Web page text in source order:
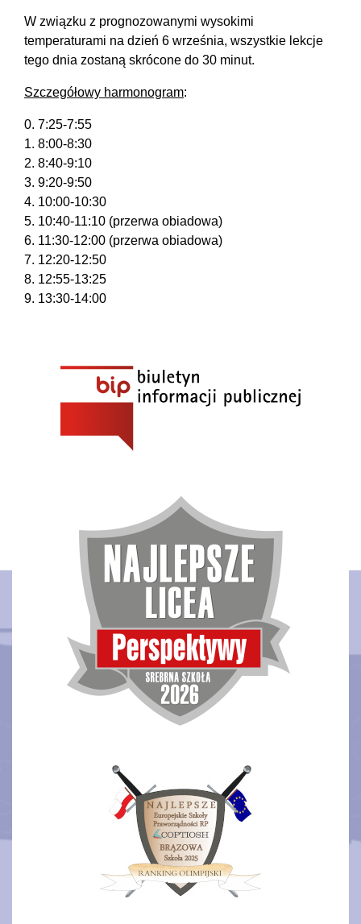
W związku z prognozowanymi wysokimi
temperaturami na dzień 6 września, wszystkie lekcje
tego dnia zostaną skrócone do 30 minut.
Szczegółowy harmonogram:
0. 7:25-7:55
1. 8:00-8:30
2. 8:40-9:10
3. 9:20-9:50
4. 10:00-10:30
5. 10:40-11:10 (przerwa obiadowa)
6. 11:30-12:00 (przerwa obiadowa)
7. 12:20-12:50
8. 12:55-13:25
9. 13:30-14:00